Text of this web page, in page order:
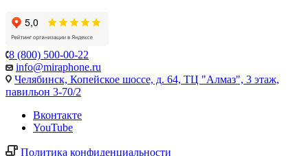
8 (800) 500-00-22
info@miraphone.ru
Челябинск, Копейское шоссе, д. 64, ТЦ "Алмаз", 3 этаж,
павильон 3-70/2
Вконтакте
YouTube
Политика конфиденциальности